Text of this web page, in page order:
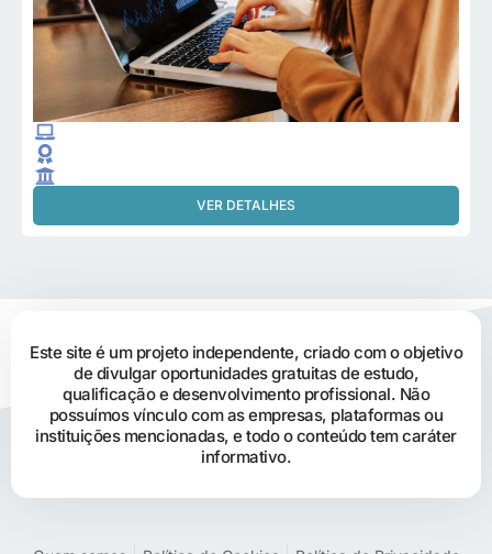
VER DETALHES
Este site é um projeto independente, criado com o objetivo
de divulgar oportunidades gratuitas de estudo,
qualificação e desenvolvimento profissional. Não
possuímos vínculo com as empresas, plataformas ou
instituições mencionadas, e todo o conteúdo tem caráter
informativo.